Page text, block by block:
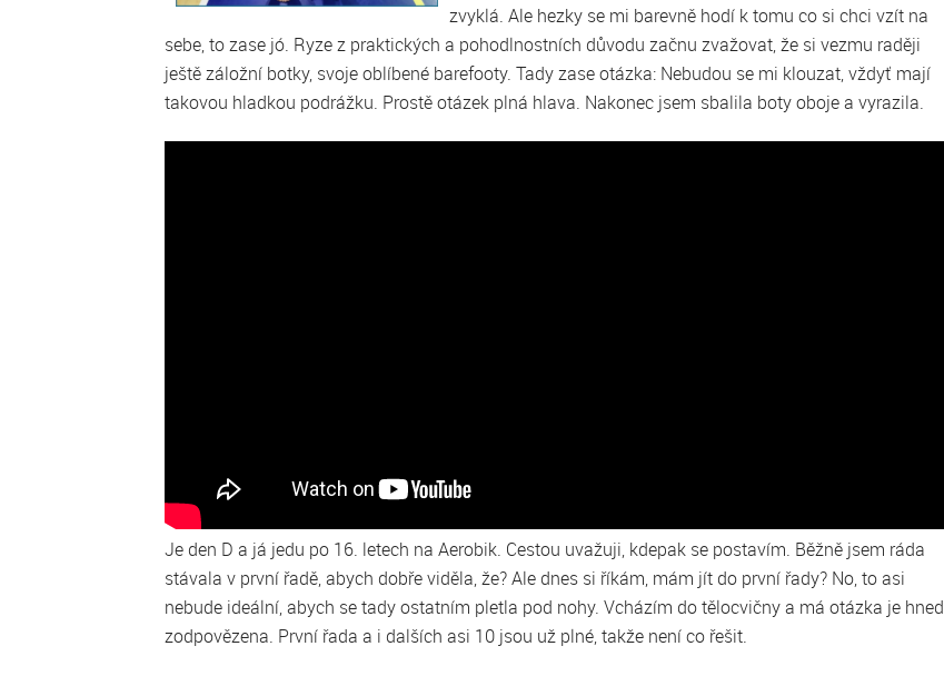
zvyklá. Ale hezky se mi barevně hodí k tomu co si chci vzít na
sebe, to zase jó. Ryze z praktických a pohodlnostních důvodu začnu zvažovat, že si vezmu raději
ještě záložní botky, svoje oblíbené barefooty. Tady zase otázka: Nebudou se mi klouzat, vždyť mají
takovou hladkou podrážku. Prostě otázek plná hlava. Nakonec jsem sbalila boty oboje a vyrazila.
Je den D a já jedu po 16. letech na Aerobik. Cestou uvažuji, kdepak se postavím. Běžně jsem ráda
stávala v první řadě, abych dobře viděla, že? Ale dnes si říkám, mám jít do první řady? No, to asi
nebude ideální, abych se tady ostatním pletla pod nohy. Vcházím do tělocvičny a má otázka je hned
zodpovězena. První řada a i dalších asi 10 jsou už plné, takže není co řešit.